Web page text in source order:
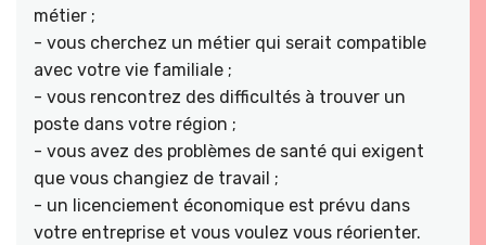
métier ;
- vous cherchez un métier qui serait compatible
avec votre vie familiale ;
- vous rencontrez des difficultés à trouver un
poste dans votre région ;
- vous avez des problèmes de santé qui exigent
que vous changiez de travail ;
- un licenciement économique est prévu dans
votre entreprise et vous voulez vous réorienter.